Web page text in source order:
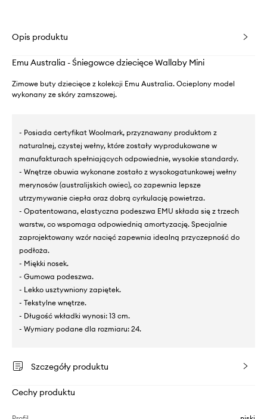
Opis produktu
Emu Australia - Śniegowce dziecięce Wallaby Mini
Zimowe buty dziecięce z kolekcji Emu Australia. Ocieplony model
wykonany ze skóry zamszowej.
- Posiada certyfikat Woolmark, przyznawany produktom z
naturalnej, czystej wełny, które zostały wyprodukowane w
manufakturach spełniających odpowiednie, wysokie standardy.
- Wnętrze obuwia wykonane zostało z wysokogatunkowej wełny
merynosów (australijskich owiec), co zapewnia lepsze
utrzymywanie ciepła oraz dobrą cyrkulację powietrza.
- Opatentowana, elastyczna podeszwa EMU składa się z trzech
warstw, co wspomaga odpowiednią amortyzację. Specjalnie
zaprojektowany wzór nacięć zapewnia idealną przyczepność do
podłoża.
- Miękki nosek.
- Gumowa podeszwa.
- Lekko usztywniony zapiętek.
- Tekstylne wnętrze.
- Długość wkładki wynosi: 13 cm.
- Wymiary podane dla rozmiaru: 24.
Szczegóły produktu
Cechy produktu